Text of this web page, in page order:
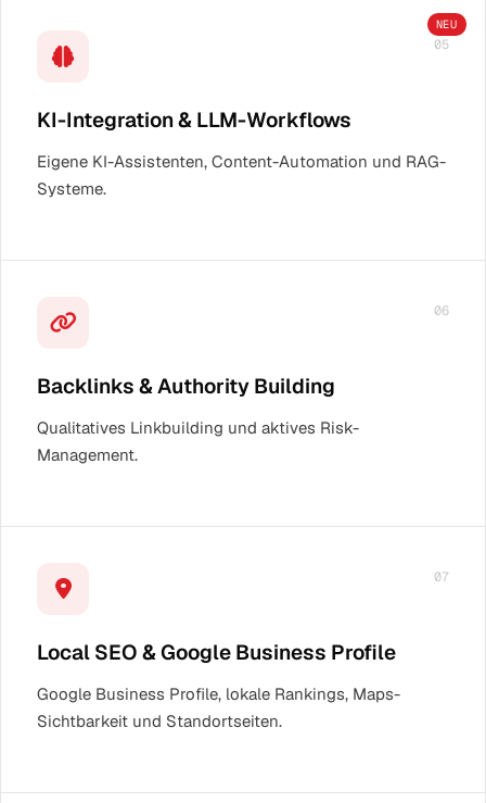
NEU
05
KI-Integration & LLM-Workflows
Eigene KI-Assistenten, Content-Automation und RAG-
Systeme.
06
Backlinks & Authority Building
Qualitatives Linkbuilding und aktives Risk-
Management.
07
Local SEO & Google Business Profile
Google Business Profile, lokale Rankings, Maps-
Sichtbarkeit und Standortseiten.